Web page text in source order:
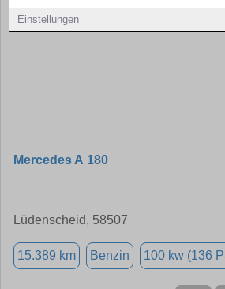
Einstellungen
Mercedes A 180
Lüdenscheid, 58507
15.389 km Benzin 100 kw (136